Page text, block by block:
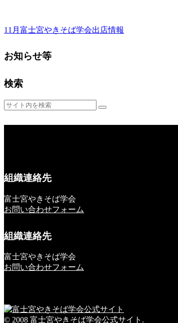
11月富士宮やきそば学会出店情報
お知らせ等
検索
組織連絡先
富士宮やきそば学会
お問い合わせフォーム
組織連絡先
富士宮やきそば学会
お問い合わせフォーム
© 2008 富士宮やきそば学会公式サイト.